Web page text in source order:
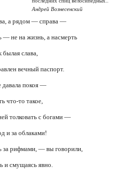
Андрей Вознесенский
а рядом — справа —
— не на жизнь, а насмерть
былая слава,
вечный паспорт.
давала покоя —
что-то такое,
толковать с богами —
и за облаками!
за рифмами, — вы говорили,
и смущаясь явно.